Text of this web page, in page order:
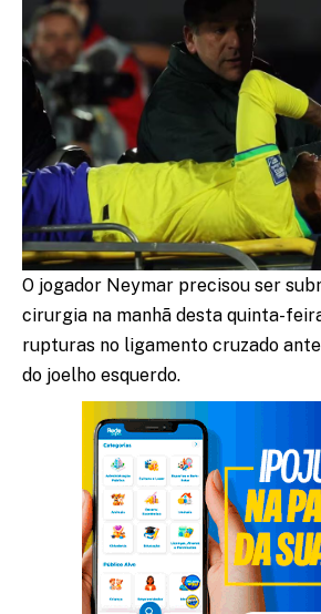
O jogador Neymar precisou ser
cirurgia na manhã desta quinta-
rupturas no ligamento cruzado
do joelho esquerdo.